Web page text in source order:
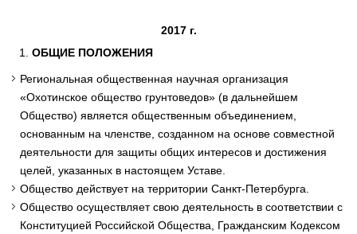
2017 г.
ОБЩИЕ ПОЛОЖЕНИЯ
Региональная общественная научная организация
«Охотинское общество грунтоведов» (в дальнейшем
Общество) является общественным объединением,
основанным на членстве, созданном на основе совместной
деятельности для защиты общих интересов и достижения
целей, указанных в настоящем Уставе.
Общество действует на территории Санкт-Петербурга.
Общество осуществляет свою деятельность в соответствии с
Конституцией Российской Общества, Гражданским Кодексом